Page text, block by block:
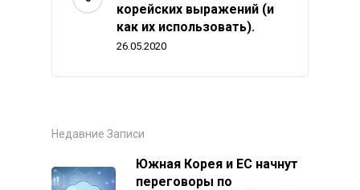
корейских выражений (и
как их использовать).
26.05.2020
Недавние Записи
Южная Корея и ЕС начнут
переговоры по